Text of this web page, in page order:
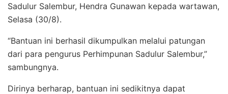
Sadulur Salembur, Hendra Gunawan kepada wartawan,
Selasa (30/8).
“Bantuan ini berhasil dikumpulkan melalui patungan
dari para pengurus Perhimpunan Sadulur Salembur,”
sambungnya.
Dirinya berharap, bantuan ini sedikitnya dapat